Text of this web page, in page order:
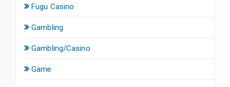
Fugu Casino
Gambling
Gambling/Casino
Game